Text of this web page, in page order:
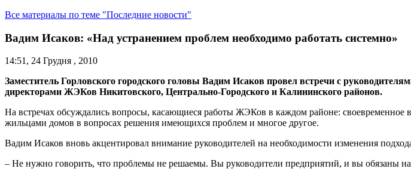
Все материалы по теме "Последние новости"
Вадим Исаков: «Над устранением проблем необходимо работать системно»
14:51, 24 Грудня , 2010
Заместитель Горловского городского головы Вадим Исаков провел встречи с
директорами ЖЭКов Никитовского, Центрально-Городского и Калининского районов.
На встречах обсуждались вопросы, касающиеся работы ЖЭКов в каждом районе: своевременное
жильцами домов в вопросах решения имеющихся проблем и многое другое.
Вадим Исаков вновь акцентировал внимание руководителей на необходимости изменения
– Не нужно говорить, что проблемы не решаемы. Вы руководители предприятий, и вы обязаны